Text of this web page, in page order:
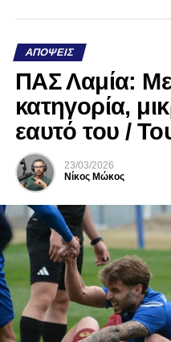
ΑΠΌΨΕΙΣ
ΠΑΣ Λαμία:
κατηγορία,
εαυτό του /
23/03/2026
Νίκος Μώκος